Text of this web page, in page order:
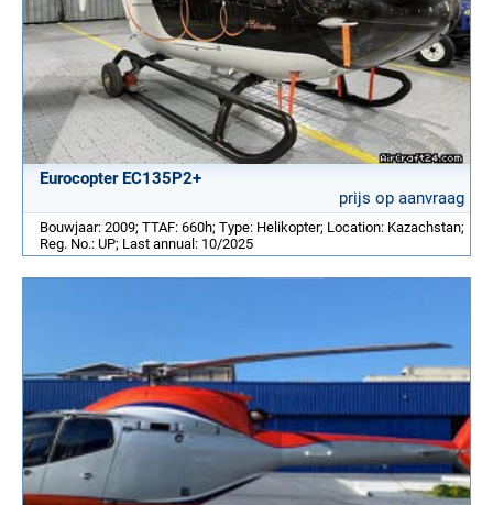
Eurocopter EC135P2+
prijs op aanvraag
Bouwjaar: 2009; TTAF: 660h; Type: Helikopter; Location: Kazachstan;
Reg. No.: UP; Last annual: 10/2025